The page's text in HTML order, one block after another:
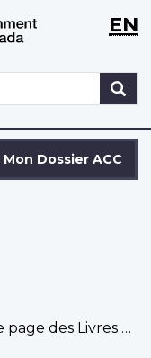
WxT
WxTEN
Dossier ACC
Livres du Souvenir